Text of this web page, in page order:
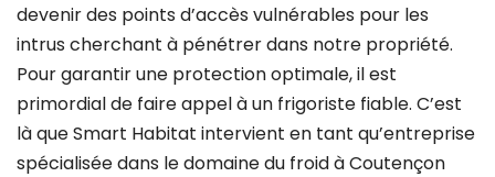
devenir des points d’accès vulnérables pour les
intrus cherchant à pénétrer dans notre propriété.
Pour garantir une protection optimale, il est
primordial de faire appel à un frigoriste fiable. C’est
là que Smart Habitat intervient en tant qu’entreprise
spécialisée dans le domaine du froid à Coutençon